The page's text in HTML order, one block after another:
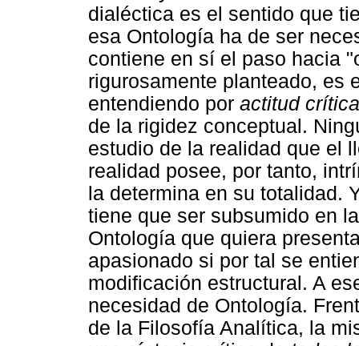
dialéctica es el sentido que
esa Ontología ha de ser
contiene en sí el paso hacia
rigurosamente planteado, es
entendiendo por actitud crítica
de la rigidez conceptual.
estudio de la realidad que el
realidad posee, por tanto,
la determina en su totalidad.
tiene que ser subsumido en
Ontología que quiera
apasionado si por tal se
modificación estructural. A
necesidad de Ontología.
de la Filosofía Analítica, la